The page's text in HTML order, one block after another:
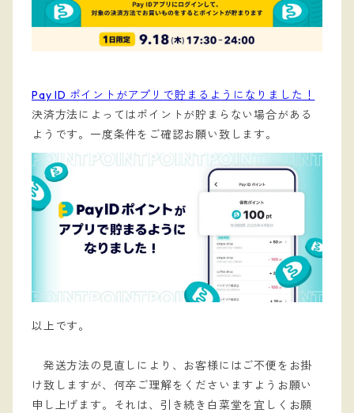
Pay ID ポイントがアプリで貯まるようになりました！
決済方法によってはポイントが貯まらない場合がある
ようです。一度条件をご確認お願い致します。
以上です。
発送方法の見直しにより、お客様にはご不便をお掛
け致しますが、何卒ご理解をくださいますようお願い
申し上げます。それは、引き続き白菜堂を宜しくお願